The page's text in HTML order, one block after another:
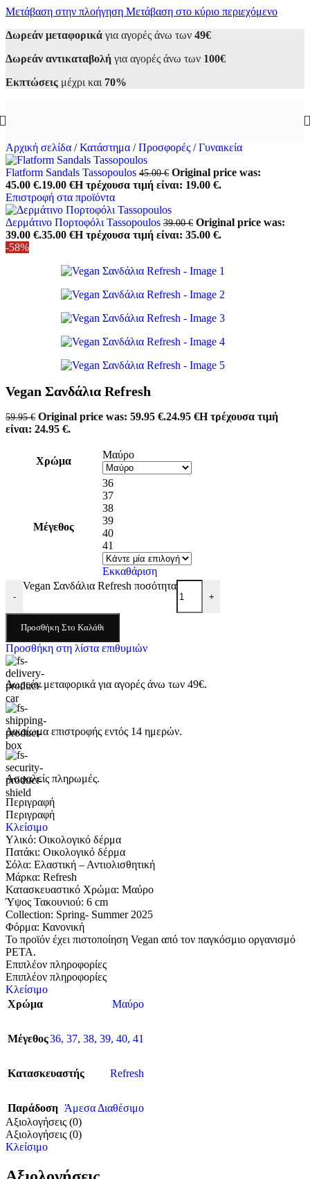
Μετάβαση στην πλοήγηση Μετάβαση στο κύριο περιεχόμενο
Δωρεάν μεταφορικά για αγορές άνω των 49€
Δωρεάν αντικαταβολή για αγορές άνω των 100€
Εκπτώσεις μέχρι και 70%
Αρχική σελίδα / Κατάστημα / Προσφορές / Γυναικεία
Flatform Sandals Tassopoulos 45.00€ Original price was:
45.00 €.19.00 €Η τρέχουσα τιμή είναι: 19.00 €.
Επιστροφή στα προϊόντα
Δερμάτινο Πορτοφόλι Tassopoulos 39.00€ Original price was:
39.00 €.35.00 €Η τρέχουσα τιμή είναι: 35.00 €.
-58%
Vegan Σανδάλια Refresh
59.95€ Original price was: 59.95 €.24.95 €Η τρέχουσα τιμή
είναι: 24.95 €.
Χρώμα
Μαύρο
Μέγεθος
36
37
38
39
40
41
Εκκαθάριση
-
Vegan Σανδάλια Refresh ποσότητα
+
Προσθήκη Στο Καλάθι
Προσθήκη στη λίστα επιθυμιών
Δωρεάν μεταφορικά για αγορές άνω των 49€.
Δικαίωμα επιστροφής εντός 14 ημερών.
Ασφαλείς πληρωμές.
Περιγραφή
Περιγραφή
Κλείσιμο
Υλικό: Οικολογικό δέρμα
Πατάκι: Οικολογικό δέρμα
Σόλα: Eλαστική – Αντιολισθητική
Μάρκα: Refresh
Κατασκευαστικό Χρώμα: Μαύρο
Ύψος Τακουνιού: 6 cm
Collection: Spring- Summer 2025
Φόρμα: Κανονική
Το προϊόν έχει πιστοποίηση Vegan από τον παγκόσμιο οργανισμό
PETA.
Επιπλέον πληροφορίες
Επιπλέον πληροφορίες
Κλείσιμο
Χρώμα
Μαύρο
Μέγεθος36, 37, 38, 39, 40, 41
Κατασκευαστής Refresh
Παράδοση Άμεσα Διαθέσιμο
Αξιολογήσεις (0)
Αξιολογήσεις (0)
Κλείσιμο